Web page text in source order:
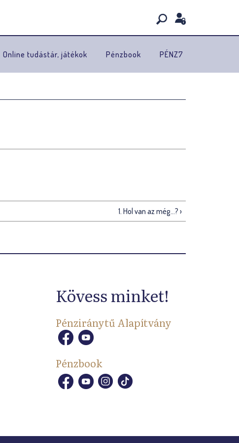
Online tudástár, játékok Pénzbook PÉNZ7
1. Hol van az még…? ›
Kövess minket!
Pénziránytű Alapítvány
Pénzbook